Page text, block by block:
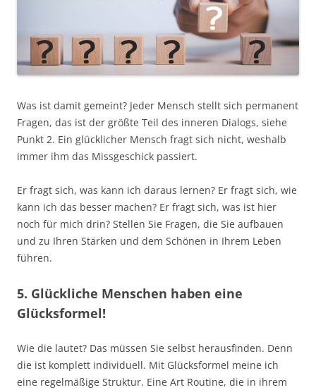
Was ist damit gemeint? Jeder Mensch stellt sich permanent
Fragen, das ist der größte Teil des inneren Dialogs, siehe
Punkt 2. Ein glücklicher Mensch fragt sich nicht, weshalb
immer ihm das Missgeschick passiert.
Er fragt sich, was kann ich daraus lernen? Er fragt sich, wie
kann ich das besser machen? Er fragt sich, was ist hier
noch für mich drin? Stellen Sie Fragen, die Sie aufbauen
und zu Ihren Stärken und dem Schönen in Ihrem Leben
führen.
5. Glückliche Menschen haben eine
Glücksformel!
Wie die lautet? Das müssen Sie selbst herausfinden. Denn
die ist komplett individuell. Mit Glücksformel meine ich
eine regelmäßige Struktur. Eine Art Routine, die in ihrem